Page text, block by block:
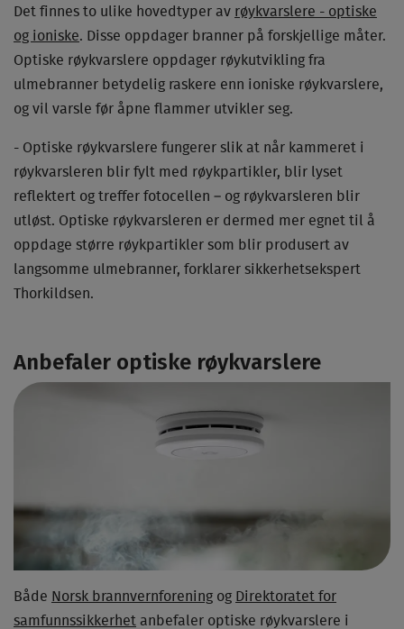
Det finnes to ulike hovedtyper av røykvarslere - optiske
og ioniske. Disse oppdager branner på forskjellige måter.
Optiske røykvarslere oppdager røykutvikling fra
ulmebranner betydelig raskere enn ioniske røykvarslere,
og vil varsle før åpne flammer utvikler seg.
- Optiske røykvarslere fungerer slik at når kammeret i
røykvarsleren blir fylt med røykpartikler, blir lyset
reflektert og treffer fotocellen – og røykvarsleren blir
utløst. Optiske røykvarsleren er dermed mer egnet til å
oppdage større røykpartikler som blir produsert av
langsomme ulmebranner, forklarer sikkerhetsekspert
Thorkildsen.
Anbefaler optiske røykvarslere
Både Norsk brannvernforening og Direktoratet for
samfunnssikkerhet anbefaler optiske røykvarslere i